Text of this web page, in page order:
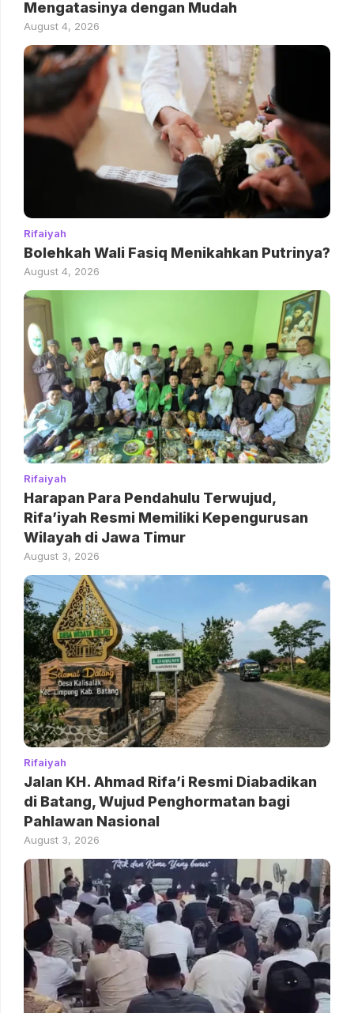
Mengatasinya dengan Mudah
August 4, 2026
Rifaiyah
Bolehkah Wali Fasiq Menikahkan Putrinya?
August 4, 2026
Rifaiyah
Harapan Para Pendahulu Terwujud,
Rifa’iyah Resmi Memiliki Kepengurusan
Wilayah di Jawa Timur
August 3, 2026
Rifaiyah
Jalan KH. Ahmad Rifa’i Resmi Diabadikan
di Batang, Wujud Penghormatan bagi
Pahlawan Nasional
August 3, 2026